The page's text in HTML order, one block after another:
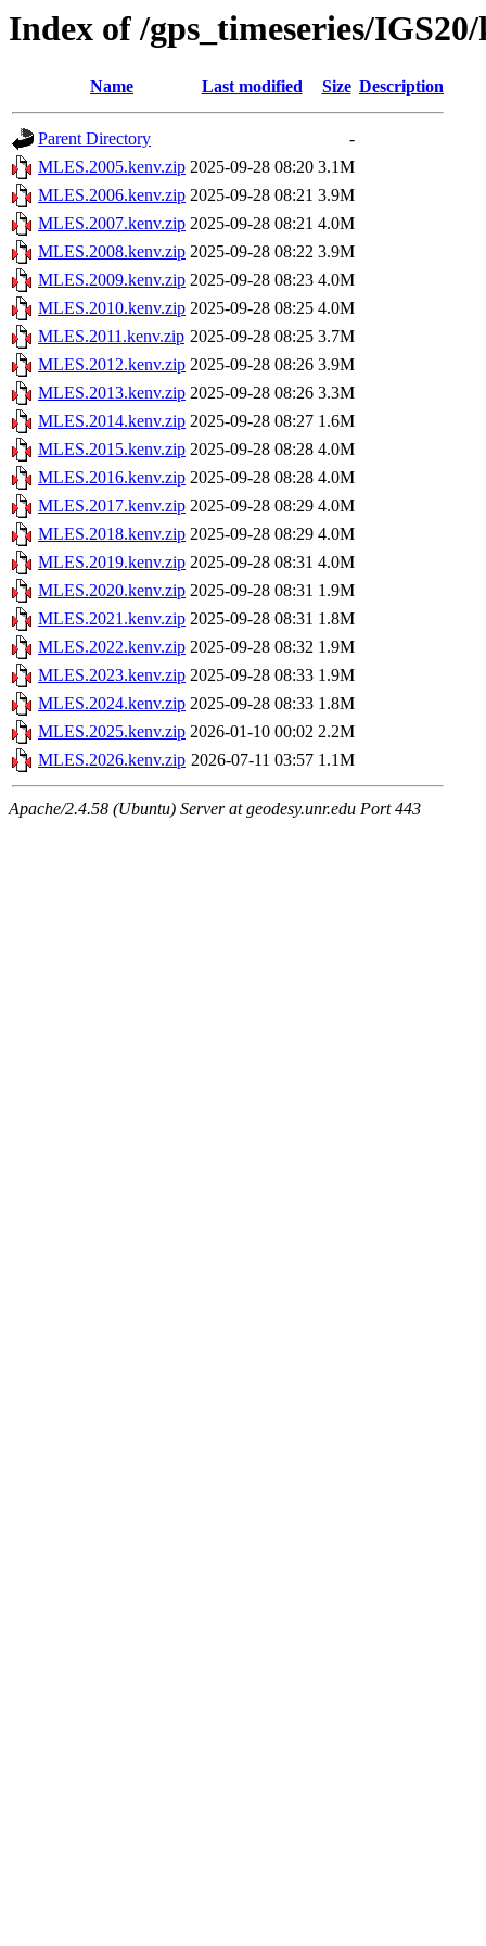
Index of /gps_timeseries/
Name Last modified Size Description
Parent Directory
-
MLES.2005.kenv.zip 2025-09-28 08:20 3.1M
MLES.2006.kenv.zip 2025-09-28 08:21 3.9M
MLES.2007.kenv.zip 2025-09-28 08:21 4.0M
MLES.2008.kenv.zip 2025-09-28 08:22 3.9M
MLES.2009.kenv.zip 2025-09-28 08:23 4.0M
MLES.2010.kenv.zip 2025-09-28 08:25 4.0M
MLES.2011.kenv.zip 2025-09-28 08:25 3.7M
MLES.2012.kenv.zip 2025-09-28 08:26 3.9M
MLES.2013.kenv.zip 2025-09-28 08:26 3.3M
MLES.2014.kenv.zip 2025-09-28 08:27 1.6M
MLES.2015.kenv.zip 2025-09-28 08:28 4.0M
MLES.2016.kenv.zip 2025-09-28 08:28 4.0M
MLES.2017.kenv.zip 2025-09-28 08:29 4.0M
MLES.2018.kenv.zip 2025-09-28 08:29 4.0M
MLES.2019.kenv.zip 2025-09-28 08:31 4.0M
MLES.2020.kenv.zip 2025-09-28 08:31 1.9M
MLES.2021.kenv.zip 2025-09-28 08:31 1.8M
MLES.2022.kenv.zip 2025-09-28 08:32 1.9M
MLES.2023.kenv.zip 2025-09-28 08:33 1.9M
MLES.2024.kenv.zip 2025-09-28 08:33 1.8M
MLES.2025.kenv.zip 2026-01-10 00:02 2.2M
MLES.2026.kenv.zip 2026-07-11 03:57 1.1M
Apache/2.4.58 (Ubuntu) Server at geodesy.unr.edu Port 443